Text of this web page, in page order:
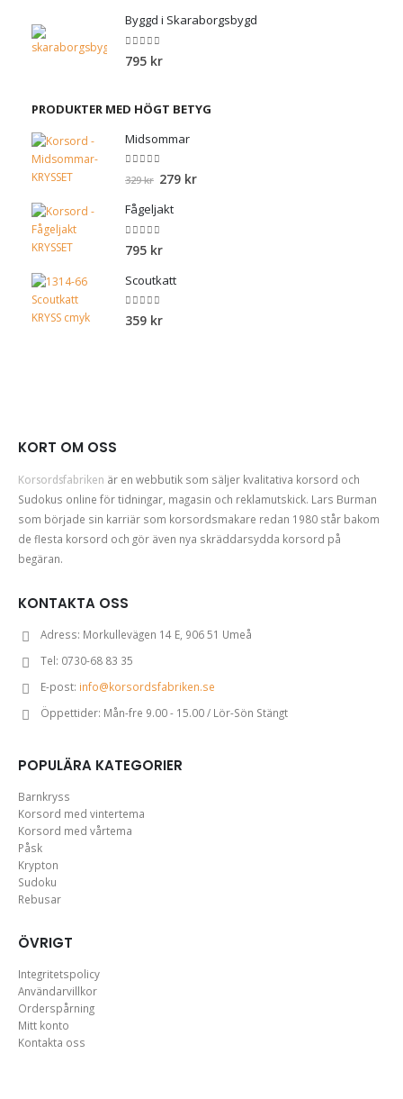
Byggd i Skaraborgsbygd
0out of 5
795 kr
PRODUKTER MED HÖGT BETYG
Midsommar
out of 5
329kr Det
priset
var:
329 kr.
279 krDet
Fågeljakt
0out of 5
795 kr
Scoutkatt
0out of 5
359 kr
KORT OM OSS
Korsordsfabriken är en webbutik som säljer kvalitativa korsord och
Sudokus online för tidningar, magasin och reklamutskick. Lars Burman
som började sin karriär som korsordsmakare redan 1980 står bakom
de flesta korsord och gör även nya skräddarsydda korsord på
begäran.
KONTAKTA OSS
Adress: Morkullevägen 14 E, 906 51 Umeå
Tel: 0730-68 83 35
E-post: info@korsordsfabriken.se
Öppettider: Mån-fre 9.00 - 15.00 / Lör-Sön Stängt
POPULÄRA KATEGORIER
Barnkryss
Korsord med vintertema
Korsord med vårtema
Påsk
Krypton
Sudoku
Rebusar
ÖVRIGT
Integritetspolicy
Användarvillkor
Orderspårning
Mitt konto
Kontakta oss